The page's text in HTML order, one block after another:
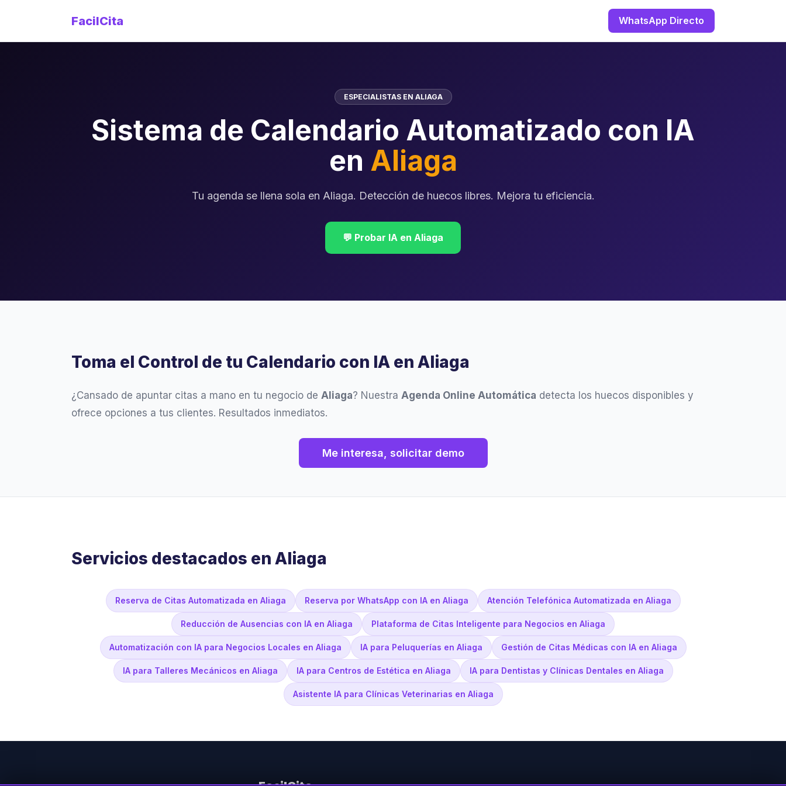
FacilCita WhatsApp Directo
ESPECIALISTAS EN ALIAGA
Sistema de Calendario Automatizado con IA
en Aliaga
Tu agenda se llena sola en Aliaga. Detección de huecos libres. Mejora tu eficiencia.
💬 Probar IA en Aliaga
Toma el Control de tu Calendario con IA en Aliaga
¿Cansado de apuntar citas a mano en tu negocio de Aliaga? Nuestra Agenda Online Automática detecta los huecos disponibles y
ofrece opciones a tus clientes. Resultados inmediatos.
Me interesa, solicitar demo
Servicios destacados en Aliaga
Reserva de Citas Automatizada en Aliaga Reserva por WhatsApp con IA en Aliaga Atención Telefónica Automatizada en Aliaga
Reducción de Ausencias con IA en Aliaga Plataforma de Citas Inteligente para Negocios en Aliaga
Automatización con IA para Negocios Locales en Aliaga IA para Peluquerías en Aliaga Gestión de Citas Médicas con IA en Aliaga
IA para Talleres Mecánicos en Aliaga IA para Centros de Estética en Aliaga IA para Dentistas y Clínicas Dentales en Aliaga
Asistente IA para Clínicas Veterinarias en Aliaga